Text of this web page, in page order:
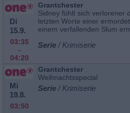
Di
15.9.
03:35
-
04:20
Grantchester
Sidney fühlt sich verlorener
letzten Worte einer
einem verfallenden Slum
Serie / Krimiserie
Mi
19.8.
03:50
Grantchester
Weihnachtsspecial
Serie / Krimiserie